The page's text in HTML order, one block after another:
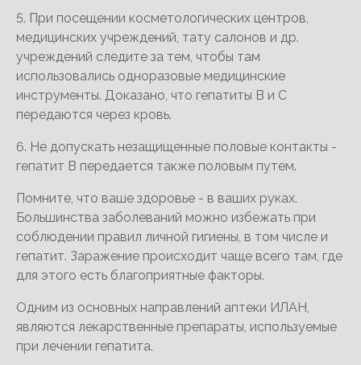
5. При посещении косметологических центров,
медицинских учреждений, тату салонов и др.
учреждений следите за тем, чтобы там
использовались одноразовые медицинские
инструменты. Доказано, что гепатиты В и С
передаются через кровь.
6. Не допускать незащищенные половые контакты -
гепатит В передается также половым путем.
Помните, что ваше здоровье - в ваших руках.
Большинства заболеваний можно избежать при
соблюдении правил личной гигиены, в том числе и
гепатит. Заражение происходит чаще всего там, где
для этого есть благоприятные факторы.
Одним из основных направлений аптеки ИЛАН,
являются лекарственные препараты, используемые
при лечении гепатита.